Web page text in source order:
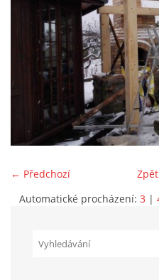
Marek
549
+420
www.zete.cz | Tisk
← Předchozí
Automatické procházení: 3 |